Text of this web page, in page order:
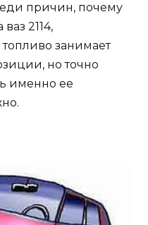
причин, почему
2114,
занимает
но точно
именно ее